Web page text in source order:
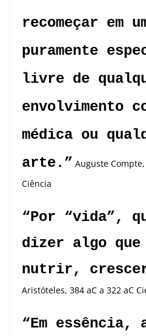
recomeçar em
puramente
livre de
envolvimento
médica ou
arte.” Auguste
Ciência
“Por “vida”,
dizer algo que
nutrir,
Aristóteles, 384 aC a 322 aC
“Em